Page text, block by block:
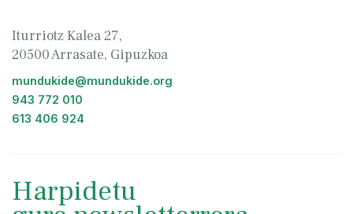
Iturriotz Kalea 27,
20500 Arrasate, Gipuzkoa
mundukide@mundukide.org
943 772 010
613 406 924
Harpidetu